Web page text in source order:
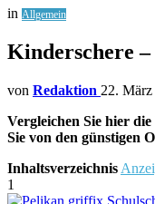
in Allgemein
Kinderschere
von Redaktion 22. März
Vergleichen Sie hier
Sie von den günstigen
Inhaltsverzeichnis
1